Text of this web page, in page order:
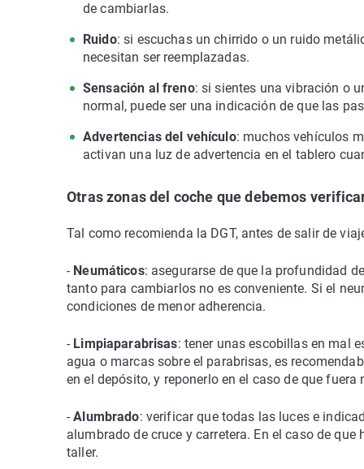
de cambiarlas.
Ruido: si escuchas un chirrido o un ruido
necesitan ser reemplazadas.
Sensación al freno: si sientes una vibración o
normal, puede ser una indicación de que las
Advertencias del vehículo: muchos vehículos
activan una luz de advertencia en el tablero
Otras zonas del coche que debemos
Tal como recomienda la DGT, antes de salir de
- Neumáticos: asegurarse de que la profundidad
tanto para cambiarlos no es conveniente. Si el
condiciones de menor adherencia.
- Limpiaparabrisas: tener unas escobillas en mal
agua o marcas sobre el parabrisas, es
en el depósito, y reponerlo en el caso de que fuera
-Alumbrado: verificar que todas las luces e
alumbrado de cruce y carretera. En el caso de
taller.